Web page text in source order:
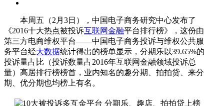
本周五（2月3日），中国电子商务研究中心发布了
《2016十大热点被投诉互联网金融平台排行榜》，这份由
第三方电商维权平台——中国电子商务投诉与维权公共服
务平台经大数据统计得出的榜单显示，分期乐以39.65%的
投诉量占比（投诉数量占2016年互联网金融领域投诉总
量）高居排行榜榜首，业内知名的趣分期、拍拍贷、来分
期、优分期也均榜上有名。